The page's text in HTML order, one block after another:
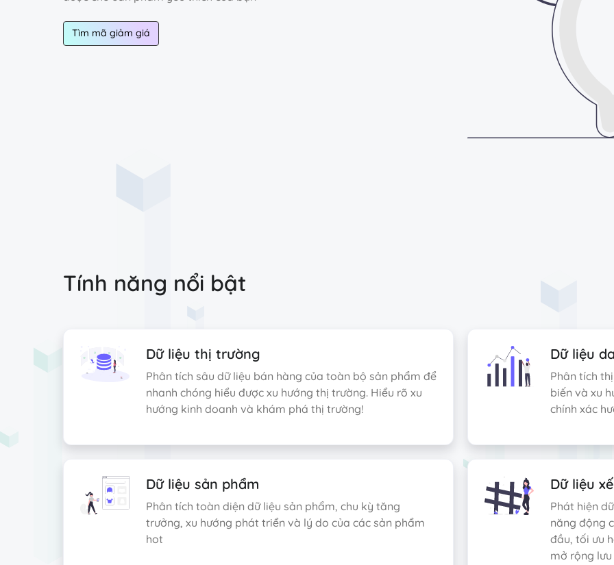
Tìm mã giảm giá
Tính năng nổi bật
Dữ liệu thị trường
Phân tích sâu dữ liệu bán hàng của toàn bộ sản phẩm để
nhanh chóng hiểu được xu hướng thị trường. Hiểu rõ xu
hướng kinh doanh và khám phá thị trường!
Dữ liệu
Phân tích
biến và xu
chính xác
Dữ liệu sản phẩm
Phân tích toàn diện dữ liệu sản phẩm, chu kỳ tăng
trưởng, xu hướng phát triển và lý do của các sản phẩm
hot
Dữ liệu
Phát hiện
năng động
đầu, tối ưu
mở rộng